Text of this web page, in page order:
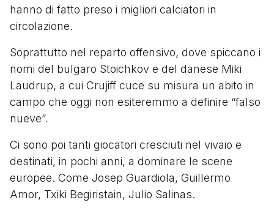
hanno di fatto preso i migliori calciatori in
circolazione.
Soprattutto nel reparto offensivo, dove spiccano i
nomi del bulgaro Stoichkov e del danese Miki
Laudrup, a cui Crujiff cuce su misura un abito in
campo che oggi non esiteremmo a definire “falso
nueve”.
Ci sono poi tanti giocatori cresciuti nel vivaio e
destinati, in pochi anni, a dominare le scene
europee. Come Josep Guardiola, Guillermo
Amor, Txiki Begiristain, Julio Salinas.